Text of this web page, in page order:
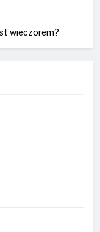
wieczorem?